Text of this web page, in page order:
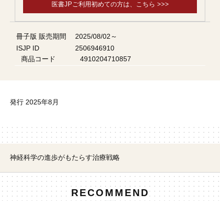
医書JPご利用初めての方は、こちら >>>
冊子版 販売期間
2025/08/02～
ISJP ID
2506946910
商品コード
4910204710857
発行 2025年8月
神経科学の進歩がもたらす治療戦略
RECOMMEND